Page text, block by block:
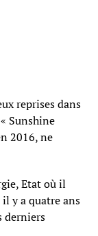
reprises dans
Sunshine
2016, ne
Etat où il
y a quatre ans
derniers